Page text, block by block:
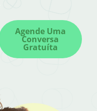
Agende Uma
Conversa
Gratuíta